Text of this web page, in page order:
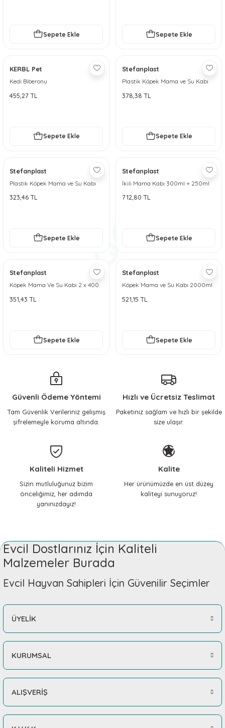
Sepete Ekle Sepete Ekle
KERBL Pet
Kedi Biberonu
455,27 TL
Sepete Ekle
Stefanplast
Plastik Köpek Mama ve Su Kabı
378,38 TL
Sepete Ekle
Stefanplast
Plastik Köpek Mama ve Su Kabı
323,46 TL
Sepete Ekle
Stefanplast
İkili Mama Kabı 300ml + 250ml
712,80 TL
Sepete Ekle
Stefanplast
Köpek Mama Ve Su Kabı 2 x 400
351,43 TL
Sepete Ekle
Stefanplast
Köpek Mama ve Su Kabı 2000ml
521,15 TL
Sepete Ekle
Güvenli Ödeme Yöntemi
Tam Güvenlik Verileriniz gelişmiş
şifrelemeyle koruma altında.
Hızlı ve Ücretsiz Teslimat
Paketiniz sağlam ve hızlı bir şekilde
size ulaşır.
Kaliteli Hizmet
Sizin mutluluğunuz bizim
önceliğimiz, her adımda
yanınızdayız!
Kalite
Her ürünümüzde en üst düzey
kaliteyi sunuyoruz!
Evcil Dostlarınız İçin Kaliteli
Malzemeler Burada
Evcil Hayvan Sahipleri İçin Güvenilir Seçimler
ÜYELİK
KURUMSAL
ALIŞVERİŞ